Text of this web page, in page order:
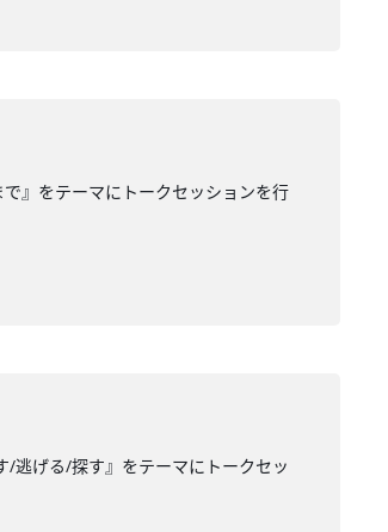
』をテーマにトークセッションを行
/逃げる/探す』をテーマにトークセッ